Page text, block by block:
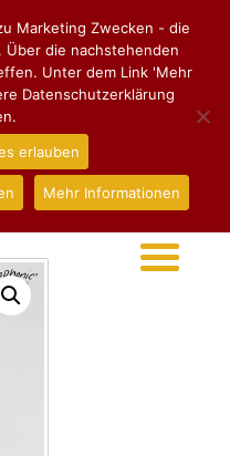
/ Mundstück
Marketing Zwecken - die
die nachstehenden
Unter dem Link 'Mehr
Datenschutzerklärung
erlauben
Mehr Informationen